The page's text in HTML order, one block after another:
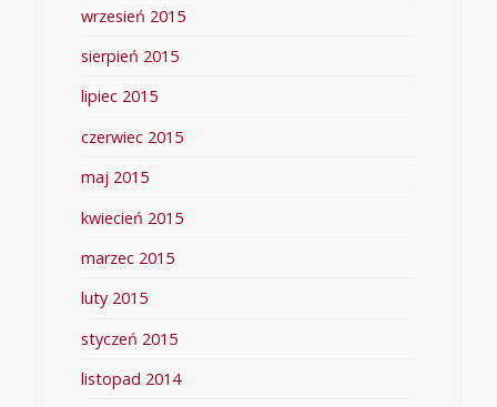
wrzesień 2015
sierpień 2015
lipiec 2015
czerwiec 2015
maj 2015
kwiecień 2015
marzec 2015
luty 2015
styczeń 2015
listopad 2014